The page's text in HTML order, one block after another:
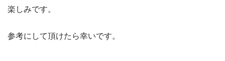
楽しみです。
参考にして頂けたら幸いです。